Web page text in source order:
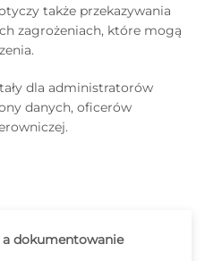
także przekazywania
zagrożeniach, które mogą
dla administratorów
danych, oficerów
a dokumentowanie